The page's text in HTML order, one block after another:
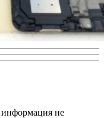
информация не